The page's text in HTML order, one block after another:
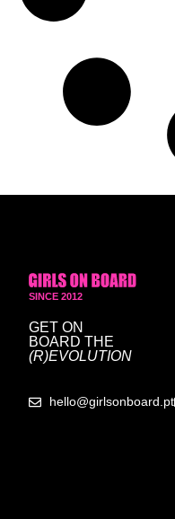
SINCE 2012
GET ON
BOARD THE
(R)EVOLUTION
hello@girlsonboard.pt